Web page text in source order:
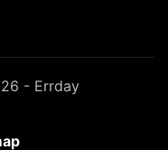
| Brthmrk
- Errday